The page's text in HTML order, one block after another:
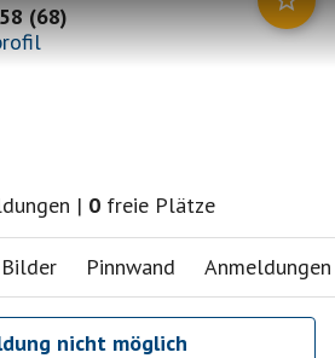
(68)
| 0 freie Plätze
Bilder Pinnwand Anmeldungen
nicht möglich